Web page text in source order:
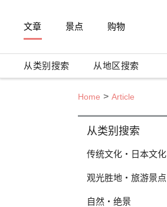
文章 景点 购物
从类别搜索 从地区搜索
Home Article
从类别搜索
传统文化・日本文化
观光胜地・旅游景点
自然・绝景